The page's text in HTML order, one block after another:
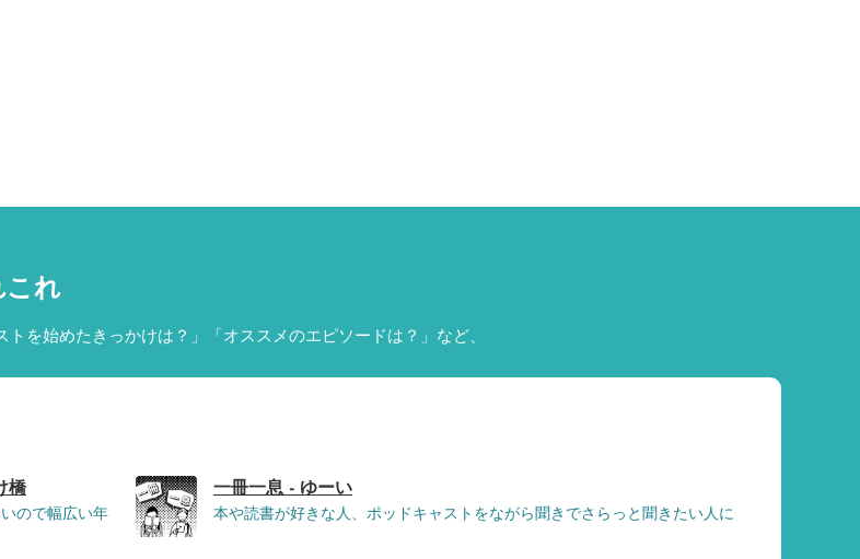
これ
を始めたきっかけは？」「オススメのエピソードは？」など、
橋
ので幅広い年
一冊一息 - ゆーい
本や読書が好きな人、ポッドキャストをながら聞きでさらっと聞きたい人に